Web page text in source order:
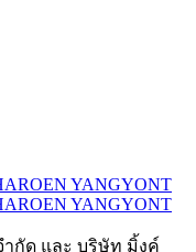
ำกัด และ บริษัท มิ้งค์